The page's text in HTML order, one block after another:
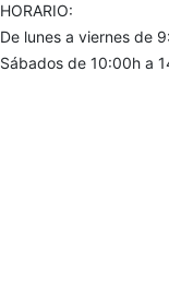
HORARIO:
De lunes a viernes de
Sábados de 10:00h a